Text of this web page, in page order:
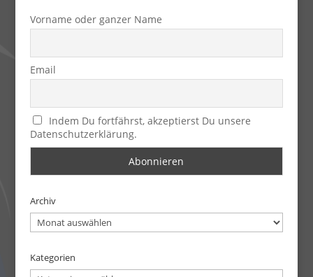
Vorname oder ganzer Name
Email
Indem Du fortfährst, akzeptierst Du unsere
Datenschutzerklärung.
Archiv
Archiv
Kategorien